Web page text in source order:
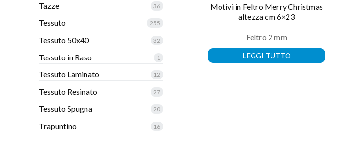
Motivi in Feltro Merry Christmas
altezza cm 6×23
Feltro 2 mm
LEGGI TUTTO
Tazze 36
Tessuto 255
Tessuto 50x40 32
Tessuto in Raso 1
Tessuto Laminato 12
Tessuto Resinato 27
Tessuto Spugna 20
Trapuntino 16